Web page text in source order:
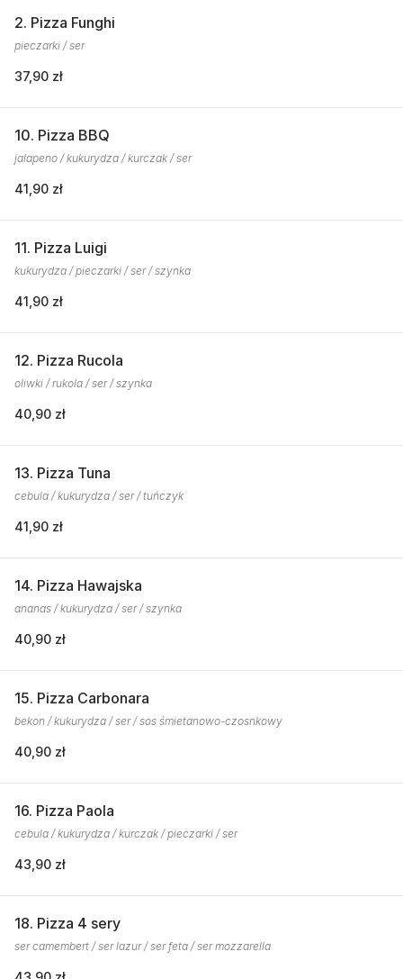
2. Pizza Funghi
pieczarki / ser
37,90 zł
10. Pizza BBQ
jalapeno / kukurydza / kurczak / ser
41,90 zł
11. Pizza Luigi
kukurydza / pieczarki / ser / szynka
41,90 zł
12. Pizza Rucola
oliwki / rukola / ser / szynka
40,90 zł
13. Pizza Tuna
cebula / kukurydza / ser / tuńczyk
41,90 zł
14. Pizza Hawajska
ananas / kukurydza / ser / szynka
40,90 zł
15. Pizza Carbonara
bekon / kukurydza / ser / sos śmietanowo-czosnkowy
40,90 zł
16. Pizza Paola
cebula / kukurydza / kurczak / pieczarki / ser
43,90 zł
18. Pizza 4 sery
ser camembert / ser lazur / ser feta / ser mozzarella